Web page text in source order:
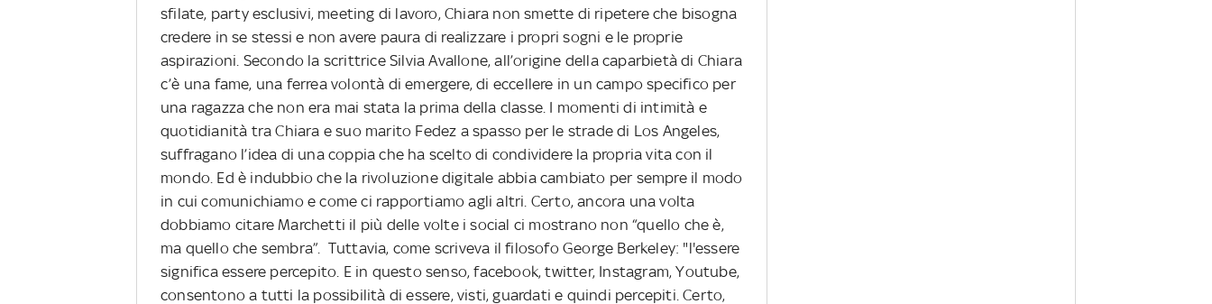
sfilate, party esclusivi, meeting di lavoro, Chiara non smette di ripetere che bisogna
credere in se stessi e non avere paura di realizzare i propri sogni e le proprie
aspirazioni. Secondo la scrittrice Silvia Avallone, all’origine della caparbietà di Chiara
c’è una fame, una ferrea volontà di emergere, di eccellere in un campo specifico per
una ragazza che non era mai stata la prima della classe. I momenti di intimità e
quotidianità tra Chiara e suo marito Fedez a spasso per le strade di Los Angeles,
suffragano l’idea di una coppia che ha scelto di condividere la propria vita con il
mondo. Ed è indubbio che la rivoluzione digitale abbia cambiato per sempre il modo
in cui comunichiamo e come ci rapportiamo agli altri. Certo, ancora una volta
dobbiamo citare Marchetti il più delle volte i social ci mostrano non “quello che è,
ma quello che sembra”. Tuttavia, come scriveva il filosofo George Berkeley: "l'essere
significa essere percepito. E in questo senso, facebook, twitter, Instagram, Youtube,
consentono a tutti la possibilità di essere, visti, guardati e quindi percepiti. Certo,